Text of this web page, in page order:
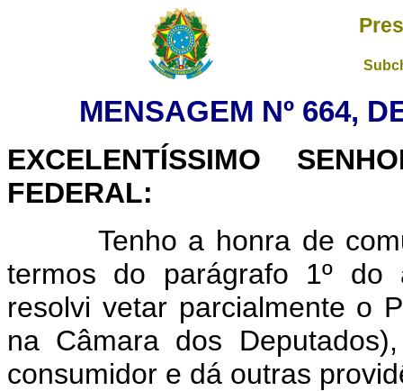
MENSAGEM Nº 664,
EXCELENTÍSSIMO
FEDERAL:
Tenho a honra de
termos do parágrafo 1º do
resolvi vetar parcialmente o
na Câmara dos
consumidor e dá outras